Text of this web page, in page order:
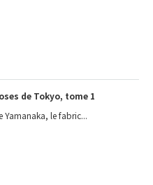
de Tokyo, tome 1
Yamanaka, le fabric...